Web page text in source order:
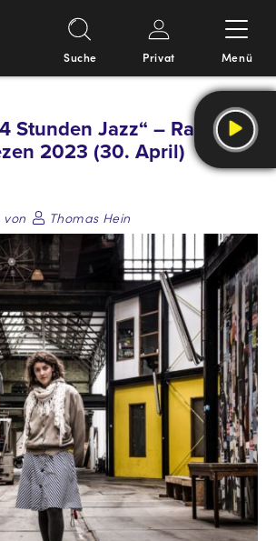
Suche Privat Menü
Stunden Jazz“ – Radio
2023 (30. April)
von Thomas Hein